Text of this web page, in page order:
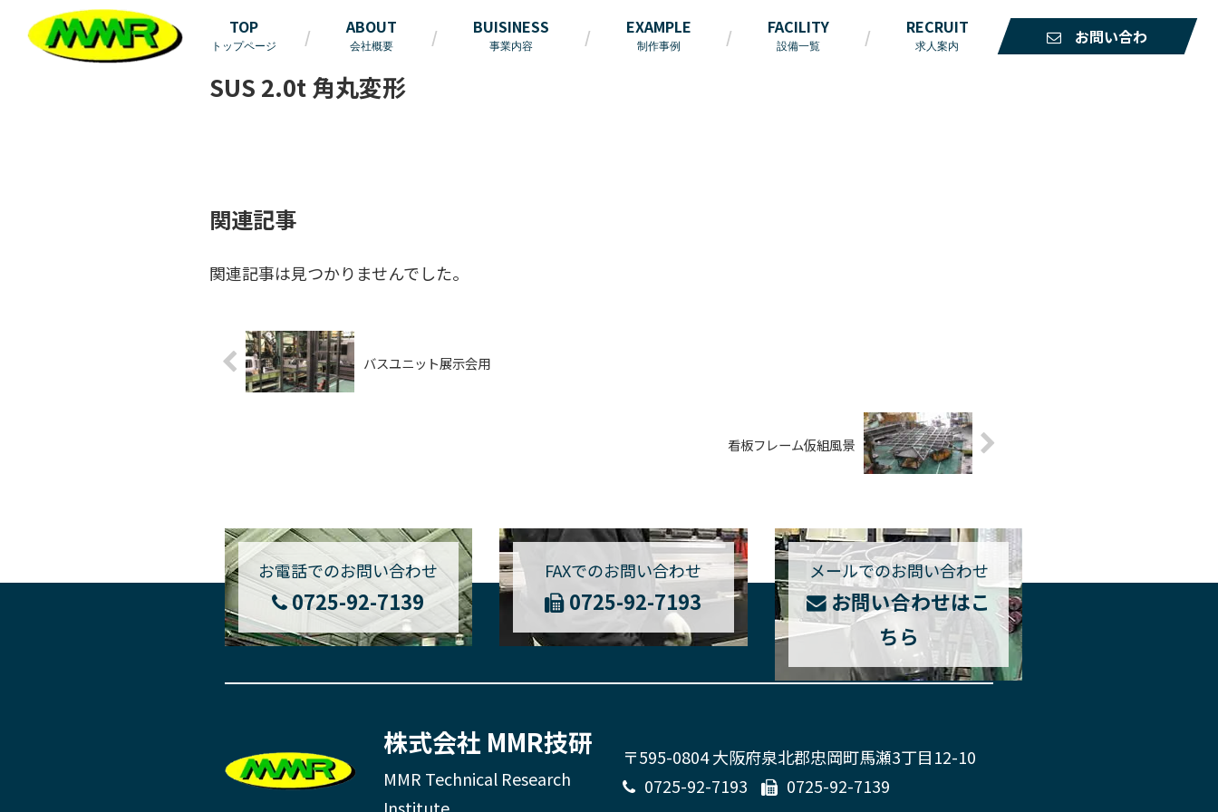
TOP
トップページ
ABOUT
会社概要
BUISINESS
事業内容
EXAMPLE
制作事例
FACILITY
設備一覧
RECRUIT
求人案内
お問い合わ
SUS 2.0t 角丸変形
関連記事
関連記事は見つかりませんでした。
バスユニット展示会用
看板フレーム仮組風景
お電話でのお問い合わせ
0725-92-7139
FAXでのお問い合わせ
0725-92-7193
メールでのお問い合わせ
お問い合わせはこ
ちら
株式会社 MMR技研
MMR Technical Research
〒595-0804 大阪府泉北郡忠岡町馬瀬3丁目12-10
0725-92-7193
0725-92-7139